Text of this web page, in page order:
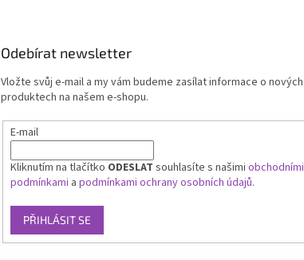
Odebírat newsletter
Vložte svůj e-mail a my vám budeme zasílat informace o nových
produktech na našem e-shopu.
E-mail
Kliknutím na tlačítko ODESLAT souhlasíte s našimi obchodními
podmínkami a podmínkami ochrany osobních údajů.
PŘIHLÁSIT SE